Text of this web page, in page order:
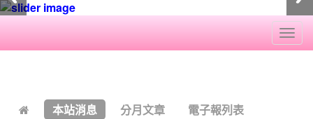
本站消息 分月文章 電子報列表